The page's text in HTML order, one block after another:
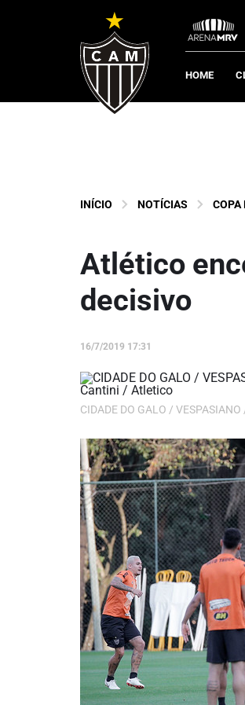
HOME
INÍCIO NOTÍCIAS COPA
Atlético
decisivo
16/7/2019 17:31
CIDADE DO GALO /